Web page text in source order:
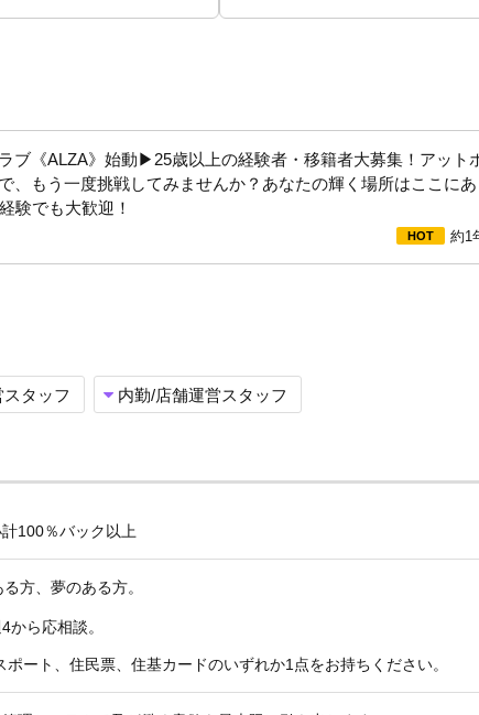
ください。
ブ《ALZA》始動▶25歳以上の経験者・移籍者大募集！アット
、もう一度挑戦してみませんか？あなたの輝く場所はここにあ
験でも大歓迎！
約1
タッフ 内勤/店舗運営スタッフ
100％バック以上
方、夢のある方。
から応相談。
ート、住民票、住基カードのいずれか1点をお持ちください。